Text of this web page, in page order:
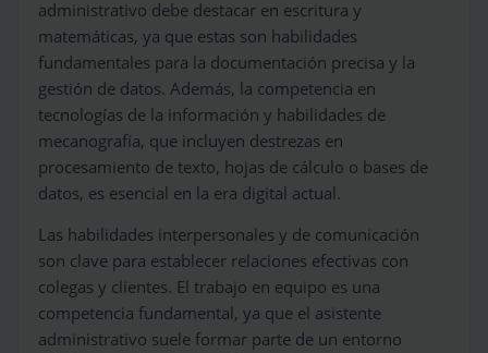
administrativo debe destacar en escritura y
matemáticas, ya que estas son habilidades
fundamentales para la documentación precisa y la
gestión de datos. Además, la competencia en
tecnologías de la información y habilidades de
mecanografía, que incluyen destrezas en
procesamiento de texto, hojas de cálculo o bases de
datos, es esencial en la era digital actual.
Las habilidades interpersonales y de comunicación
son clave para establecer relaciones efectivas con
colegas y clientes. El trabajo en equipo es una
competencia fundamental, ya que el asistente
administrativo suele formar parte de un entorno